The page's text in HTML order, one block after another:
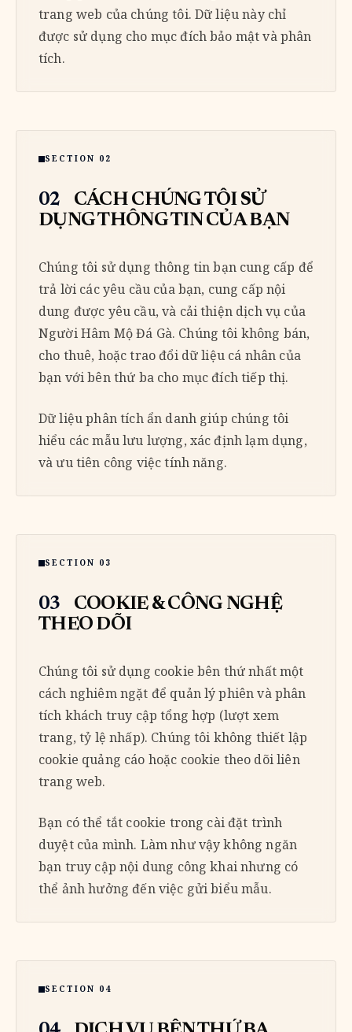
trang web của chúng tôi. Dữ liệu này chỉ
được sử dụng cho mục đích bảo mật và phân
tích.
SECTION 02
02
CÁCH CHÚNG TÔI SỬ
DỤNG THÔNG TIN CỦA BẠN
Chúng tôi sử dụng thông tin bạn cung cấp để
trả lời các yêu cầu của bạn, cung cấp nội
dung được yêu cầu, và cải thiện dịch vụ của
Người Hâm Mộ Đá Gà. Chúng tôi không bán,
cho thuê, hoặc trao đổi dữ liệu cá nhân của
bạn với bên thứ ba cho mục đích tiếp thị.
Dữ liệu phân tích ẩn danh giúp chúng tôi
hiểu các mẫu lưu lượng, xác định lạm dụng,
và ưu tiên công việc tính năng.
SECTION 03
03
COOKIE & CÔNG NGHỆ
THEO DÕI
Chúng tôi sử dụng cookie bên thứ nhất một
cách nghiêm ngặt để quản lý phiên và phân
tích khách truy cập tổng hợp (lượt xem
trang, tỷ lệ nhấp). Chúng tôi không thiết lập
cookie quảng cáo hoặc cookie theo dõi liên
trang web.
Bạn có thể tắt cookie trong cài đặt trình
duyệt của mình. Làm như vậy không ngăn
bạn truy cập nội dung công khai nhưng có
thể ảnh hưởng đến việc gửi biểu mẫu.
SECTION 04